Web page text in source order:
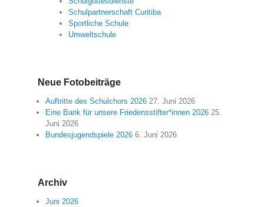
Schulpartnerschaft Curitiba
Sportliche Schule
Umweltschule
Neue Fotobeiträge
Auftritte des Schulchors 2026 27. Juni 2026
Eine Bank für unsere Friedensstifter*innen 2026 25.
Juni 2026
Bundesjugendspiele 2026 6. Juni 2026
Archiv
Juni 2026